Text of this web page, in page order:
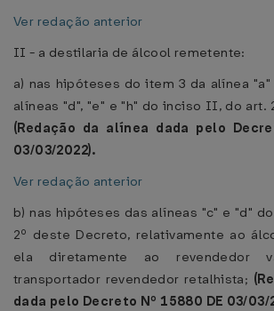
Ver redação anterior
II - a destilaria de álcool remetente:
a) nas hipóteses do item 3 da alínea
alíneas "d", "e" e "h" do inciso II, do art.
(Redação da alínea dada pelo
03/03/2022).
Ver redação anterior
b) nas hipóteses das alíneas "c" e "d"
2º deste Decreto, relativamente ao
ela diretamente ao revendedor
transportador revendedor retalhista;
dada pelo Decreto Nº 15880 DE 03/03/